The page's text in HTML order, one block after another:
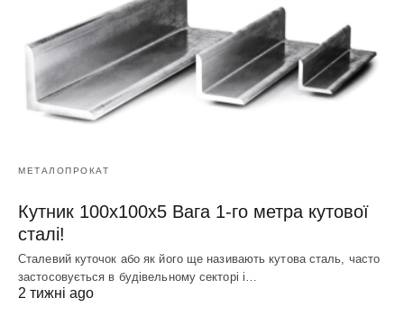
МЕТАЛОПРОКАТ
Кутник 100х100х5 Вага 1-го метра кутової
сталі!
Сталевий куточок або як його ще називають кутова сталь, часто
застосовується в будівельному секторі і…
2 тижні ago